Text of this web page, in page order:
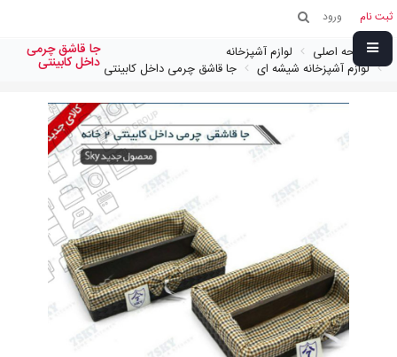
ثبت نام ورود
صفحه اصلی
لوازم آشپزخانه
لوازم آشپزخانه شیشه ای
جا قاشق چرمی داخل کابینتی
جا قاشق چرمی
داخل کابینتی